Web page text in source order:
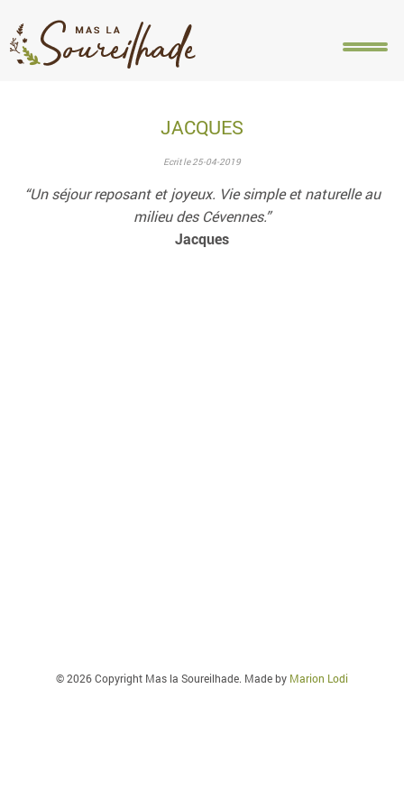
PRÉSENTATIONHÉBERGEMENTS
JACQUES
Ecrit le 25-04-2019
“Un séjour reposant et joyeux. Vie simple et naturelle au
milieu des Cévennes.”
Jacques
© 2026 Copyright Mas la Soureilhade. Made by Marion Lodi